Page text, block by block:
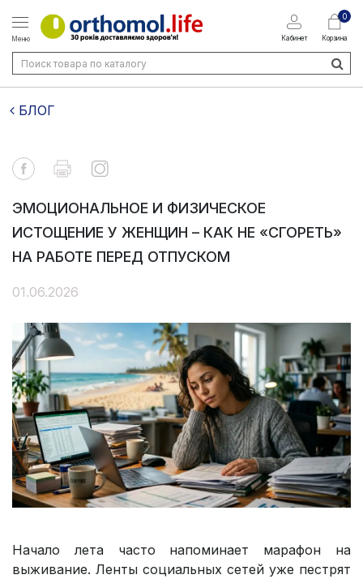
Меню Кабинет
0
Корзина
БЛОГ
ЭМОЦИОНАЛЬНОЕ И ФИЗИЧЕСКОЕ
ИСТОЩЕНИЕ У ЖЕНЩИН – КАК НЕ «СГОРЕТЬ»
НА РАБОТЕ ПЕРЕД ОТПУСКОМ
01.06.2026
Начало лета часто напоминает марафон на
выживание. Ленты социальных сетей уже пестрят